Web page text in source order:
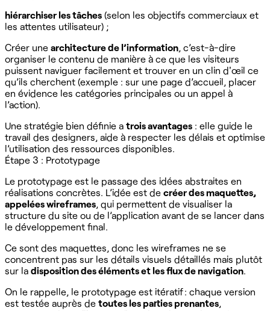
hiérarchiser les tâches (selon les objectifs commerciaux et
les attentes utilisateur) ;
Créer une architecture de l’information, c’est-à-dire
organiser le contenu de manière à ce que les visiteurs
puissent naviguer facilement et trouver en un clin d'œil ce
qu’ils cherchent (exemple : sur une page d’accueil, placer
en évidence les catégories principales ou un appel à
l’action).
Une stratégie bien définie a trois avantages : elle guide le
travail des designers, aide à respecter les délais et optimise
l’utilisation des ressources disponibles.
Étape 3 : Prototypage
Le prototypage est le passage des idées abstraites en
réalisations concrètes. L’idée est de créer des maquettes,
appelées wireframes, qui permettent de visualiser la
structure du site ou de l’application avant de se lancer dans
le développement final.
Ce sont des maquettes, donc les wireframes ne se
concentrent pas sur les détails visuels détaillés mais plutôt
sur la disposition des éléments et les flux de navigation.
On le rappelle, le prototypage est itératif : chaque version
est testée auprès de toutes les parties prenantes,